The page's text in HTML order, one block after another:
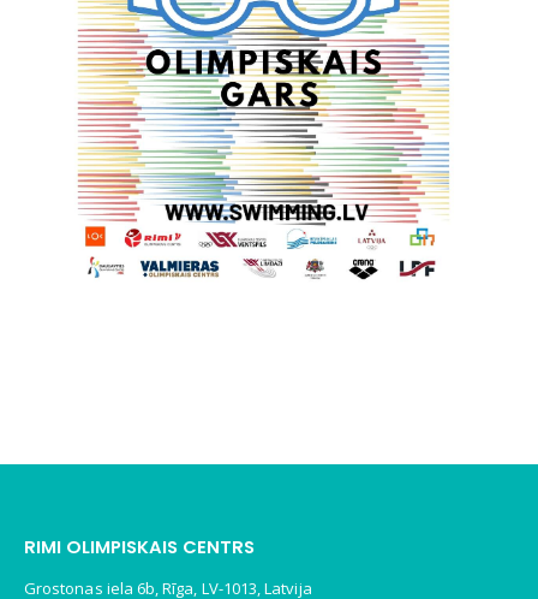
RIMI OLIMPISKAIS CENTRS
Grostonas iela 6b, Rīga, LV-1013, Latvija